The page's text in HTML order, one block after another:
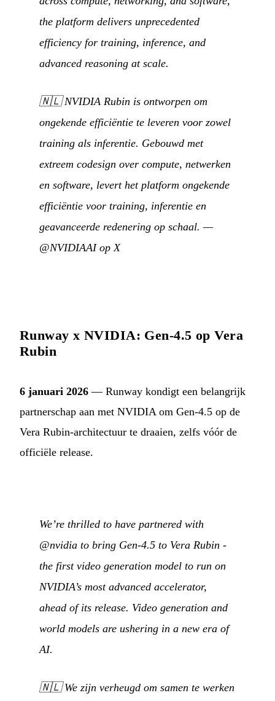
the platform delivers unprecedented
efficiency for training, inference, and
advanced reasoning at scale.
🇳🇱NVIDIA Rubin is ontworpen om
ongekende efficiëntie te leveren voor zowel
training als inferentie. Gebouwd met
extreem codesign over compute, netwerken
en software, levert het platform ongekende
efficiëntie voor training, inferentie en
geavanceerde redenering op schaal. —
@NVIDIAAI op X
Runway x NVIDIA: Gen-4.5 op Vera
Rubin
6 januari 2026 — Runway kondigt een belangrijk
partnerschap aan met NVIDIA om Gen-4.5 op de
Vera Rubin-architectuur te draaien, zelfs vóór de
officiële release.
We’re thrilled to have partnered with
@nvidia to bring Gen-4.5 to Vera Rubin -
the first video generation model to run on
NVIDIA’s most advanced accelerator,
ahead of its release. Video generation and
world models are ushering in a new era of
AI.
🇳🇱We zijn verheugd om samen te werken